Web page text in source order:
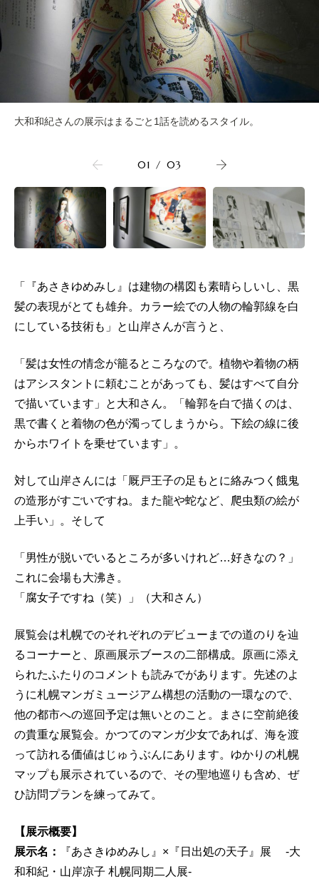
大和和紀さんの展示はまるごと1話を読めるスタイル。
01 / 03
「『あさきゆめみし』は建物の構図も素晴らしいし、黒
髪の表現がとても雄弁。カラー絵での人物の輪郭線を白
にしている技術も」と山岸さんが言うと、
「髪は女性の情念が籠るところなので。植物や着物の柄
はアシスタントに頼むことがあっても、髪はすべて自分
で描いています」と大和さん。「輪郭を白で描くのは、
黒で書くと着物の色が濁ってしまうから。下絵の線に後
からホワイトを乗せています」。
対して山岸さんには「厩戸王子の足もとに絡みつく餓鬼
の造形がすごいですね。また龍や蛇など、爬虫類の絵が
上手い」。そして
「男性が脱いでいるところが多いけれど…好きなの？」
これに会場も大沸き。
「腐女子ですね（笑）」（大和さん）
展覧会は札幌でのそれぞれのデビューまでの道のりを辿
るコーナーと、原画展示ブースの二部構成。原画に添え
られたふたりのコメントも読みでがあります。先述のよ
うに札幌マンガミュージアム構想の活動の一環なので、
他の都市への巡回予定は無いとのこと。まさに空前絶後
の貴重な展覧会。かつてのマンガ少女であれば、海を渡
って訪れる価値はじゅうぶんにあります。ゆかりの札幌
マップも展示されているので、その聖地巡りも含め、ぜ
ひ訪問プランを練ってみて。
【展示概要】
展示名：
『あさきゆめみし』×『日出処の天子』展 -大
和和紀・山岸凉子 札幌同期二人展-